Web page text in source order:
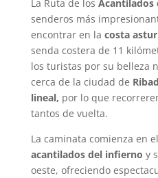
La Ruta de los Acantilados
senderos más
encontrar en la costa
senda costera de 11
los turistas por su belleza
cerca de la ciudad de
lineal, por lo que
tantos de vuelta.
La caminata comienza en el
acantilados del infierno y
oeste, ofreciendo